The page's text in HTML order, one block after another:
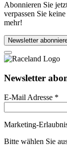
Abonnieren Sie
verpassen Sie
mehr!
Newsletter
Newsletter
E-Mail Adresse *
Marketing-
Bitte wählen Sie